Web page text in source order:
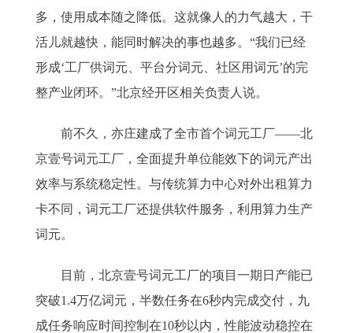
多，使用成本随之降低。这就像人的力气越大，干
活儿就越快，能同时解决的事也越多。“我们已经
形成‘工厂供词元、平台分词元、社区用词元’的完
整产业闭环。”北京经开区相关负责人说。
前不久，亦庄建成了全市首个词元工厂——北
京壹号词元工厂，全面提升单位能效下的词元产出
效率与系统稳定性。与传统算力中心对外出租算力
卡不同，词元工厂还提供软件服务，利用算力生产
词元。
目前，北京壹号词元工厂的项目一期日产能已
突破1.4万亿词元，半数任务在6秒内完成交付，九
成任务响应时间控制在10秒以内，性能波动稳控在